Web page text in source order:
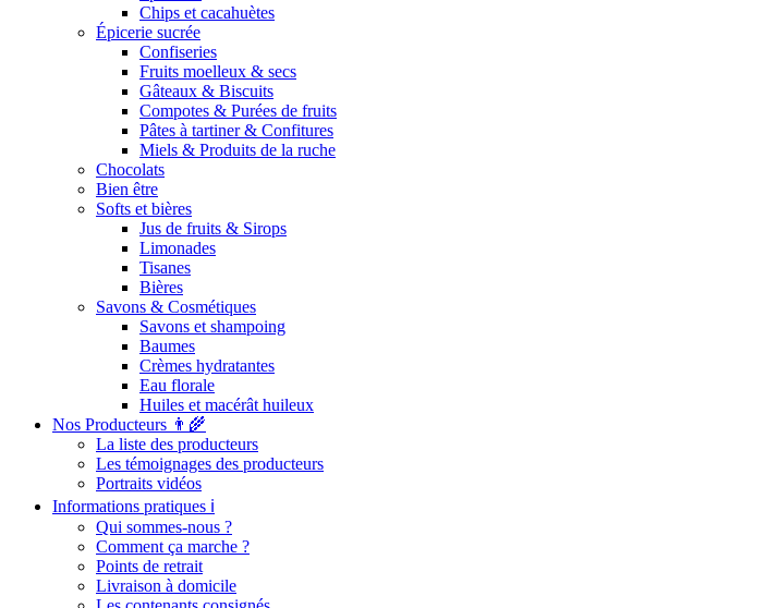
Chips et cacahuètes
Épicerie sucrée
Confiseries
Fruits moelleux & secs
Gâteaux & Biscuits
Compotes & Purées de fruits
Pâtes à tartiner & Confitures
Miels & Produits de la ruche
Chocolats
Bien être
Softs et bières
Jus de fruits & Sirops
Limonades
Tisanes
Bières
Savons & Cosmétiques
Savons et shampoing
Baumes
Crèmes hydratantes
Eau florale
Huiles et macérât huileux
Nos Producteurs 👨‍🌾
La liste des producteurs
Les témoignages des producteurs
Portraits vidéos
Informations pratiques ℹ️
Qui sommes-nous ?
Comment ça marche ?
Points de retrait
Livraison à domicile